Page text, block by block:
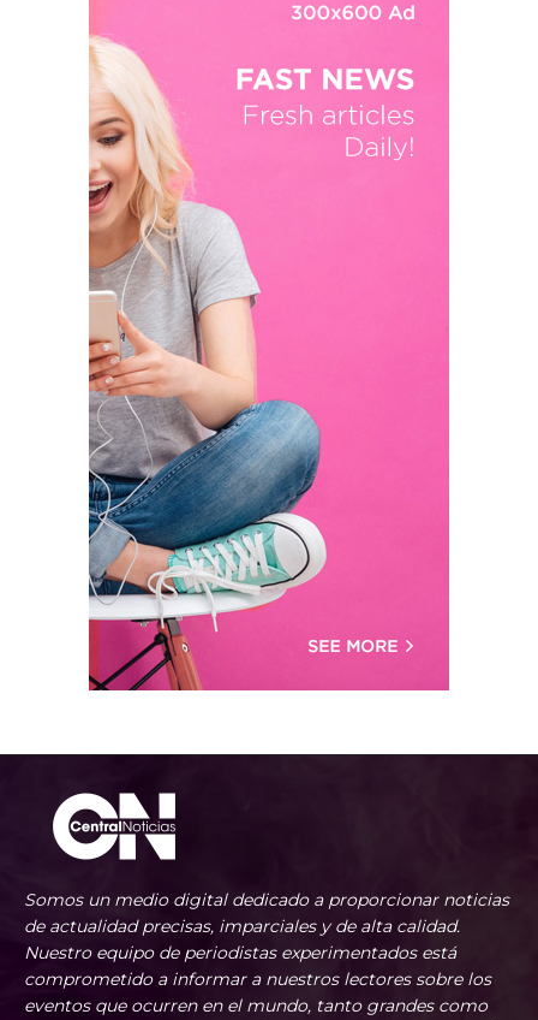
Somos un medio digital dedicado a proporcionar noticias
de actualidad precisas, imparciales y de alta calidad.
Nuestro equipo de periodistas experimentados está
comprometido a informar a nuestros lectores sobre los
eventos que ocurren en el mundo, tanto grandes como